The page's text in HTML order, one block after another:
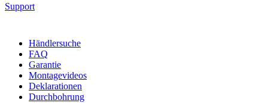
Support
Händlersuche
FAQ
Garantie
Montagevideos
Deklarationen
Durchbohrung